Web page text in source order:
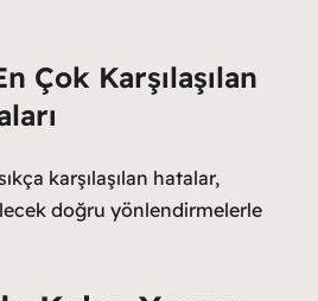
Çok Karşılaşılan
karşılaşılan hatalar,
doğru yönlendirmelerle